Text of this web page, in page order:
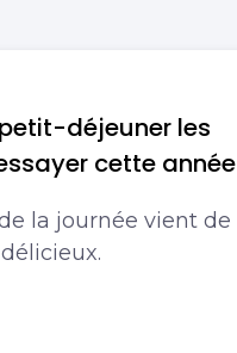
déjeuner les
cette année
la journée vient de